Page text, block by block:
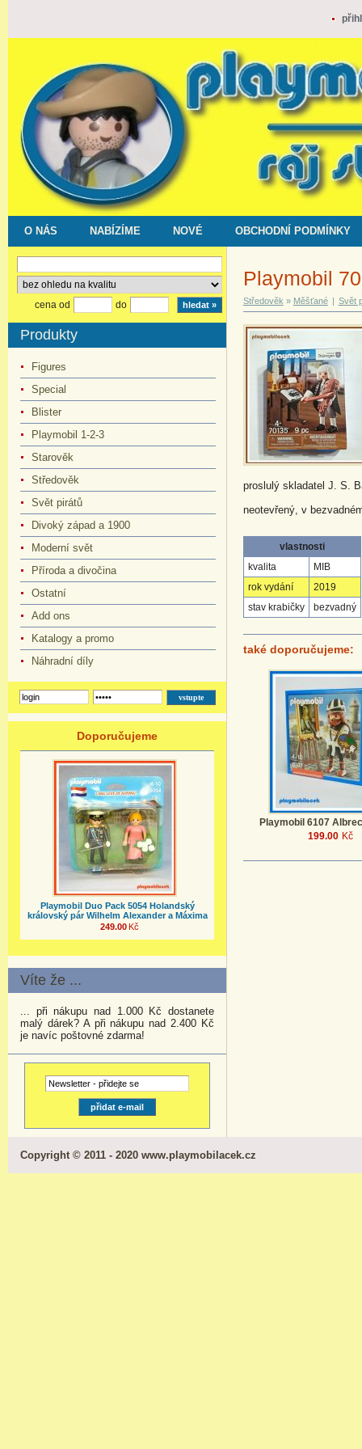
O NÁS NABÍZÍME NOVÉ OBCHODNÍ PODMÍNKY
cena od do
Produkty
Figures
Special
Blister
Playmobil 1-2-3
Starověk
Středověk
Svět pirátů
Divoký západ a 1900
Moderní svět
Příroda a divočina
Ostatní
Add ons
Katalogy a promo
Náhradní díly
Doporučujeme
Playmobil Duo Pack 5054 Holandský
královský pár Wilhelm Alexander a Máxima
249.00 Kč
Víte že ...
... při nákupu nad 1.000 Kč dostanete
malý dárek? A při nákupu nad 2.400 Kč
je navíc poštovné zdarma!
Playmobil
Středověk » Měšťané | Svět
proslulý skladatel J. S.
neotevřený, v
vlastnosti
kvalita
MIB
rok vydání
2019
stav krabičky
bezvadný
také doporučujeme:
Playmobil 6107
199.00 Kč
Copyright © 2011 - 2020 www.playmobilacek.cz